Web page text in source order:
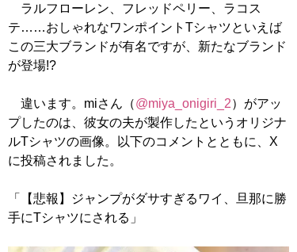
ラルフローレン、フレッドペリー、ラコス
テ……おしゃれなワンポイントTシャツといえば
この三大ブランドが有名ですが、新たなブランド
が登場!?
違います。miさん（@miya_onigiri_2）がアッ
プしたのは、彼女の夫が製作したというオリジナ
ルTシャツの画像。以下のコメントとともに、X
に投稿されました。
「【悲報】ジャンプがダサすぎるワイ、旦那に勝
手にTシャツにされる」